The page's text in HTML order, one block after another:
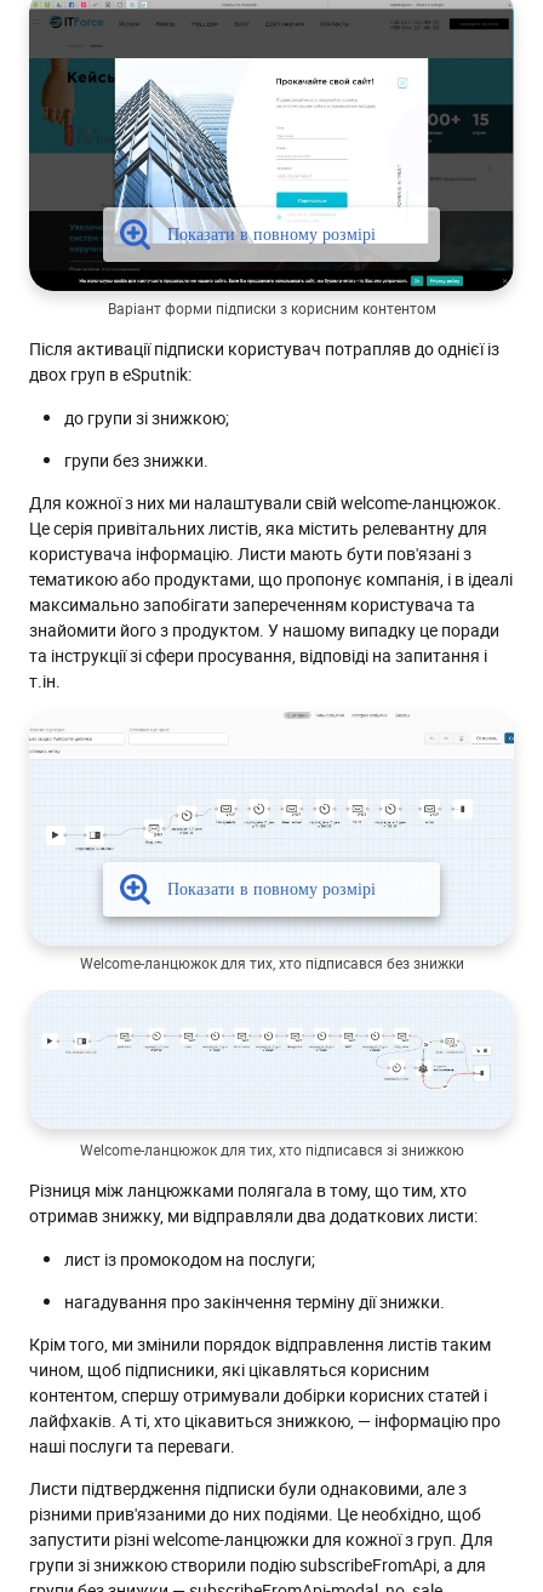
Варіант форми підписки з корисним контентом
Після активації підписки користувач потрапляв до однієї із
двох груп в eSputnik:
до групи зі знижкою;
групи без знижки.
Для кожної з них ми налаштували свій welcome-ланцюжок.
Це серія привітальних листів, яка містить релевантну для
користувача інформацію. Листи мають бути пов'язані з
тематикою або продуктами, що пропонує компанія, і в ідеалі
максимально запобігати запереченням користувача та
знайомити його з продуктом. У нашому випадку це поради
та інструкції зі сфери просування, відповіді на запитання і
т.ін.
Welcome-ланцюжок для тих, хто підписався без знижки
Welcome-ланцюжок для тих, хто підписався зі знижкою
Різниця між ланцюжками полягала в тому, що тим, хто
отримав знижку, ми відправляли два додаткових листи:
лист із промокодом на послуги;
нагадування про закінчення терміну дії знижки.
Крім того, ми змінили порядок відправлення листів таким
чином, щоб підписники, які цікавляться корисним
контентом, спершу отримували добірки корисних статей і
лайфхаків. А ті, хто цікавиться знижкою, — інформацію про
наші послуги та переваги.
Листи підтвердження підписки були однаковими, але з
різними прив'язаними до них подіями. Це необхідно, щоб
запустити різні welcome-ланцюжки для кожної з груп. Для
групи зі знижкою створили подію subscribeFromApi, а для